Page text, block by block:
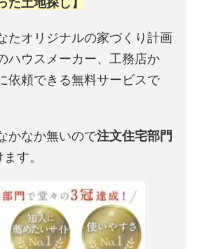
たオリジナルの家づくり計画
ハウスメーカー、工務店か
依頼できる無料サービスで
かなか無いので注文住宅部門
す。